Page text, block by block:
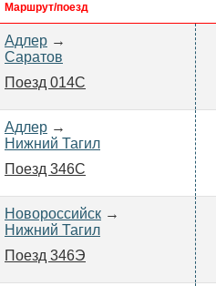
Маршрут/поезд
Адлер →
Саратов
Поезд 014С
Адлер →
Нижний Тагил
Поезд 346С
Новороссийск →
Нижний Тагил
Поезд 346Э